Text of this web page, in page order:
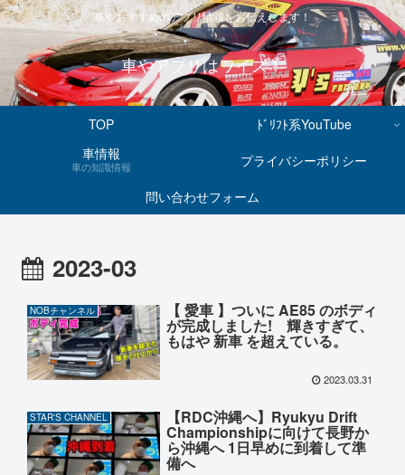
車やおすすめのアプリ情報をお伝えします！
車やアプリはワイズ！
TOP
ﾄﾞﾘﾌﾄ系YouTube
車情報
車の知識情報
プライバシーポリシー
問い合わせフォーム
2023-03
NOBチャンネル 【 愛車 】ついに AE85 のボディ
が完成しました! 輝きすぎて、
もはや 新車 を超えている。
2023.03.31
STAR'S CHANNEL 【RDC沖縄へ】Ryukyu Drift
Championshipに向けて長野か
ら沖縄へ 1日早めに到着して準
備へ